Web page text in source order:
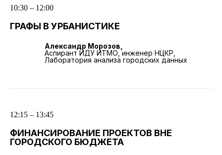
10:30 – 12:00
ГРАФЫ В УРБАНИСТИКЕ
Александр Морозов,
Аспирант ИДУ ИТМО, инженер НЦКР,
Лаборатория анализа городских данных
12:15 – 13:45
ФИНАНСИРОВАНИЕ ПРОЕКТОВ ВНЕ
ГОРОДСКОГО БЮДЖЕТА